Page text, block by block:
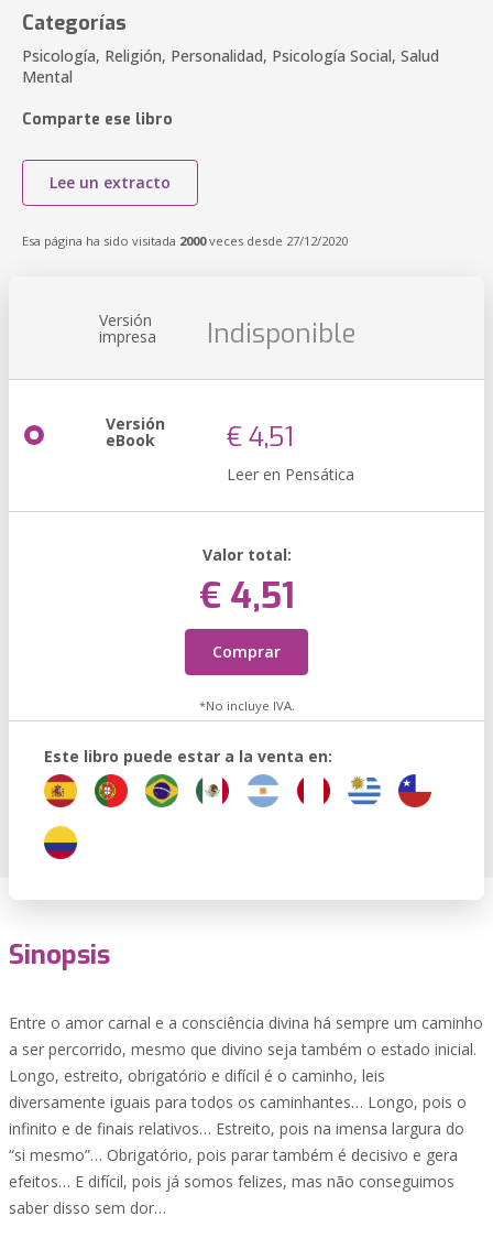
Categorías
Psicología, Religión, Personalidad, Psicología Social, Salud
Mental
Comparte ese libro
Lee un extracto
Esa página ha sido visitada 2000veces desde 27/12/2020
Versión
impresa Indisponible
Versión
eBook € 4,51
Leer en Pensática
Valor total:
€ 4,51
Comprar
*No incluye IVA.
Este libro puede estar a la venta en:
Sinopsis
Entre o amor carnal e a consciência divina há sempre um caminho
a ser percorrido, mesmo que divino seja também o estado inicial.
Longo, estreito, obrigatório e difícil é o caminho, leis
diversamente iguais para todos os caminhantes… Longo, pois o
infinito e de finais relativos… Estreito, pois na imensa largura do
“si mesmo”… Obrigatório, pois parar também é decisivo e gera
efeitos… E difícil, pois já somos felizes, mas não conseguimos
saber disso sem dor…